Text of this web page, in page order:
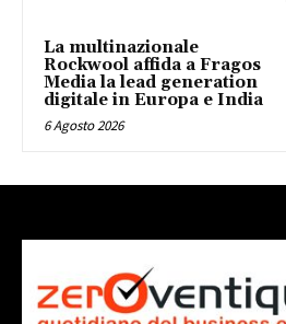
La multinazionale
Rockwool affida a Fragos
Media la lead generation
digitale in Europa e India
6 Agosto 2026